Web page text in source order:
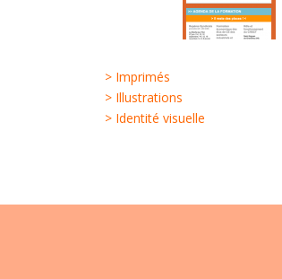
> Imprimés
> Illustrations
> Identité visuelle